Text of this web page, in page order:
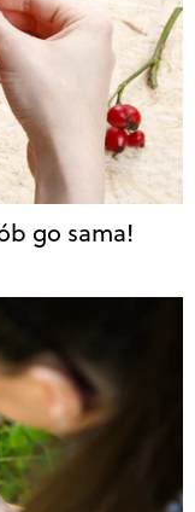
go sama!